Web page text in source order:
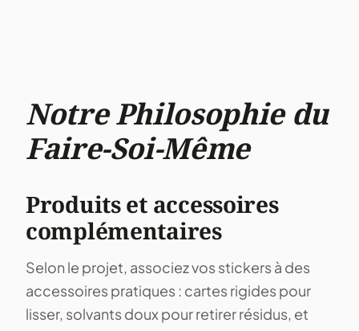
Notre Philosophie du
Faire-Soi-Même
Produits et accessoires
complémentaires
Selon le projet, associez vos stickers à des
accessoires pratiques : cartes rigides pour
lisser, solvants doux pour retirer résidus, et